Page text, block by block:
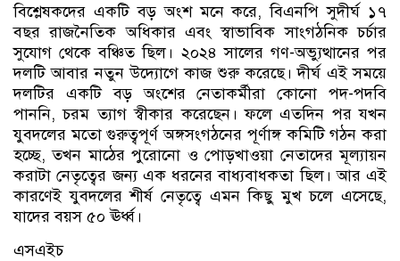
বিশ্লেষকদের একটি বড় অংশ মনে করে, বিএনপি সুদীর্ঘ ১৭
বছর রাজনৈতিক অধিকার এবং স্বাভাবিক সাংগঠনিক চর্চার
সুযোগ থেকে বঞ্চিত ছিল। ২০২৪ সালের গণ-অভ্যুত্থানের পর
দলটি আবার নতুন উদ্যোগে কাজ শুরু করেছে। দীর্ঘ এই সময়ে
দলটির একটি বড় অংশের নেতাকর্মীরা কোনো পদ-পদবি
পাননি, চরম ত্যাগ স্বীকার করেছেন। ফলে এতদিন পর যখন
যুবদলের মতো গুরুত্বপূর্ণ অঙ্গসংগঠনের পূর্ণাঙ্গ কমিটি গঠন করা
হচ্ছে, তখন মাঠের পুরোনো ও পোড়খাওয়া নেতাদের মূল্যায়ন
করাটা নেতৃত্বের জন্য এক ধরনের বাধ্যবাধকতা ছিল। আর এই
কারণেই যুবদলের শীর্ষ নেতৃত্বে এমন কিছু মুখ চলে এসেছে,
যাদের বয়স ৫০ ঊর্ধ্ব।
এসএইচ